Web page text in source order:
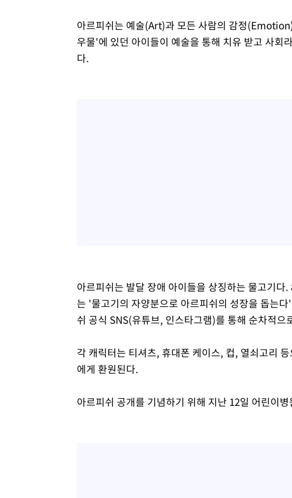
아르피쉬는 예술(Art)과 모든 사람의 감정
우물'에 있던 아이들이 예술을 통해 치유 받고 사회
다.
아르피쉬는 발달 장애 아이들을 상징하는 물고기
는 '물고기의 자양분으로 아르피쉬의 성장을 돕는
쉬 공식 SNS(유튜브, 인스타그램)를 통해 순차적으
각 캐릭터는 티셔츠, 휴대폰 케이스, 컵, 열쇠고리
에게 환원된다.
아르피쉬 공개를 기념하기 위해 지난 12일 어린이